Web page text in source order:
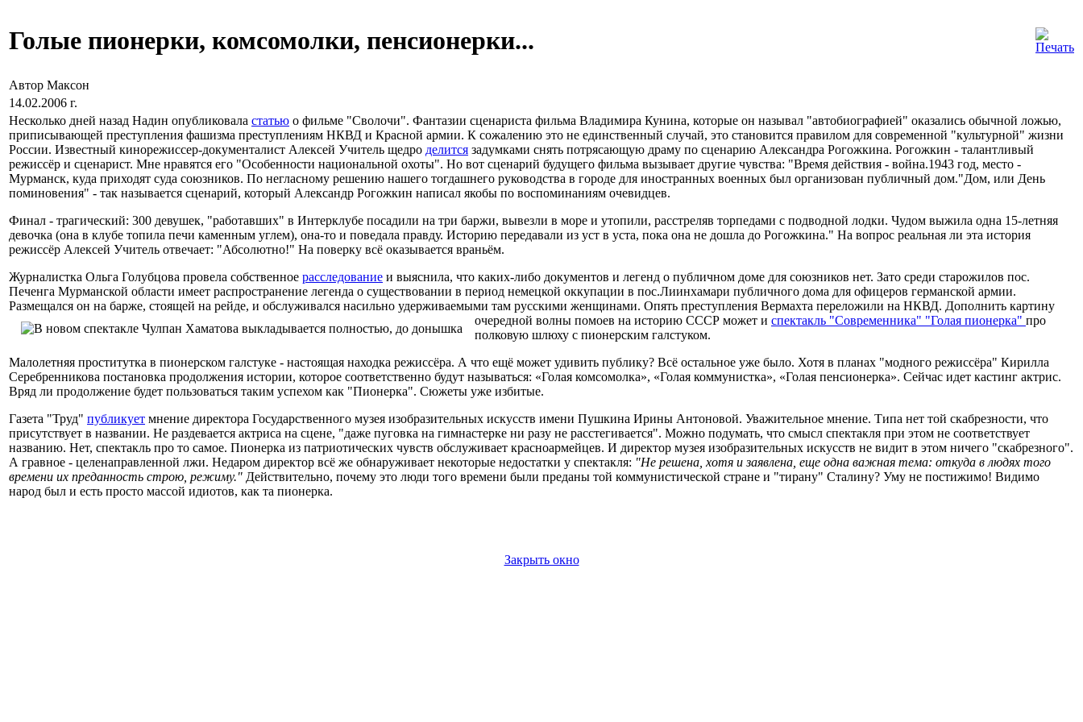
Голые пионерки, комсомолки, пенсионерки...
Автор Максон
14.02.2006 г.
Несколько дней назад Надин опубликовала статью о фильме "Сволочи". Фантазии сценариста фильма Владимира Кунина, которые он называл "автобиографией" оказались обычной ложью,
приписывающей преступления фашизма преступлениям НКВД и Красной армии. К сожалению это не единственный случай, это становится правилом для современной "культурной" жизни
России. Известный кинорежиссер-документалист Алексей Учитель щедро делится задумками снять потрясающую драму по сценарию Александра Рогожкина. Рогожкин - талантливый
режиссёр и сценарист. Мне нравятся его "Особенности национальной охоты". Но вот сценарий будущего фильма вызывает другие чувства: "Время действия - война.1943 год, место -
Мурманск, куда приходят суда союзников. По негласному решению нашего тогдашнего руководства в городе для иностранных военных был организован публичный дом."Дом, или День
поминовения" - так называется сценарий, который Александр Рогожкин написал якобы по воспоминаниям очевидцев.
Финал - трагический: 300 девушек, "работавших" в Интерклубе посадили на три баржи, вывезли в море и утопили, расстреляв торпедами с подводной лодки. Чудом выжила одна 15-летняя
девочка (она в клубе топила печи каменным углем), она-то и поведала правду. Историю передавали из уст в уста, пока она не дошла до Рогожкина." На вопрос реальная ли эта история
режиссёр Алексей Учитель отвечает: "Абсолютно!" На поверку всё оказывается враньём.
Журналистка Ольга Голубцова провела собственное расследование и выяснила, что каких-либо документов и легенд о публичном доме для союзников нет. Зато среди старожилов пос.
Печенга Мурманской области имеет распространение легенда о существовании в период немецкой оккупации в пос.Лиинхамари публичного дома для офицеров германской армии.
Размещался он на барже, стоящей на рейде, и обслуживался насильно удерживаемыми там русскими женщинами. Опять преступления Вермахта переложили на НКВД. Дополнить картину
очередной волны помоев на историю СССР может и спектакль "Современника" "Голая пионерка" про
полковую шлюху с пионерским галстуком.
Малолетняя проститутка в пионерском галстуке - настоящая находка режиссёра. А что ещё может удивить публику? Всё остальное уже было. Хотя в планах "модного режиссёра" Кирилла
Серебренникова постановка продолжения истории, которое соответственно будут называться: «Голая комсомолка», «Голая коммунистка», «Голая пенсионерка». Сейчас идет кастинг актрис.
Вряд ли продолжение будет пользоваться таким успехом как "Пионерка". Сюжеты уже избитые.
Газета "Труд" публикует мнение директора Государственного музея изобразительных искусств имени Пушкина Ирины Антоновой. Уважительное мнение. Типа нет той скабрезности, что
присутствует в названии. Не раздевается актриса на сцене, "даже пуговка на гимнастерке ни разу не расстегивается". Можно подумать, что смысл спектакля при этом не соответствует
названию. Нет, спектакль про то самое. Пионерка из патриотических чувств обслуживает красноармейцев. И директор музея изобразительных искусств не видит в этом ничего "скабрезного".
А гравное - целенаправленной лжи. Недаром директор всё же обнаруживает некоторые недостатки у спектакля: "Не решена, хотя и заявлена, еще одна важная тема: откуда в людях того
времени их преданность строю, режиму." Действительно, почему это люди того времени были преданы той коммунистической стране и "тирану" Сталину? Уму не постижимо! Видимо
народ был и есть просто массой идиотов, как та пионерка.
Закрыть окно